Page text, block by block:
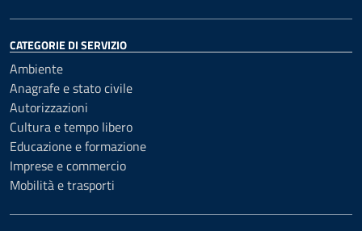
CATEGORIE DI SERVIZIO
Ambiente
Anagrafe e stato civile
Autorizzazioni
Cultura e tempo libero
Educazione e formazione
Imprese e commercio
Mobilità e trasporti